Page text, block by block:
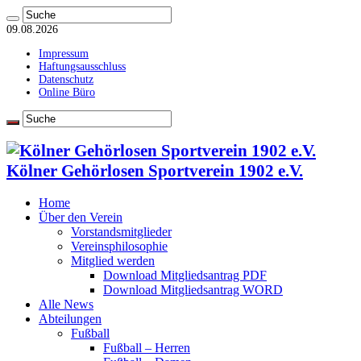
09.08.2026
Impressum
Haftungsausschluss
Datenschutz
Online Büro
Kölner Gehörlosen Sportverein 1902 e.V.
Home
Über den Verein
Vorstandsmitglieder
Vereinsphilosophie
Mitglied werden
Download Mitgliedsantrag PDF
Download Mitgliedsantrag WORD
Alle News
Abteilungen
Fußball
Fußball – Herren